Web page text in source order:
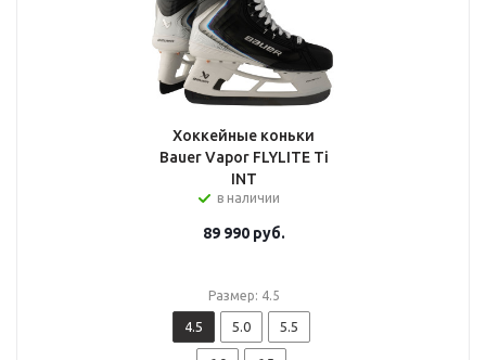
Хоккейные коньки
Bauer Vapor FLYLITE Ti
INT
в наличии
89 990руб.
Размер: 4.5
4.5 5.0 5.5